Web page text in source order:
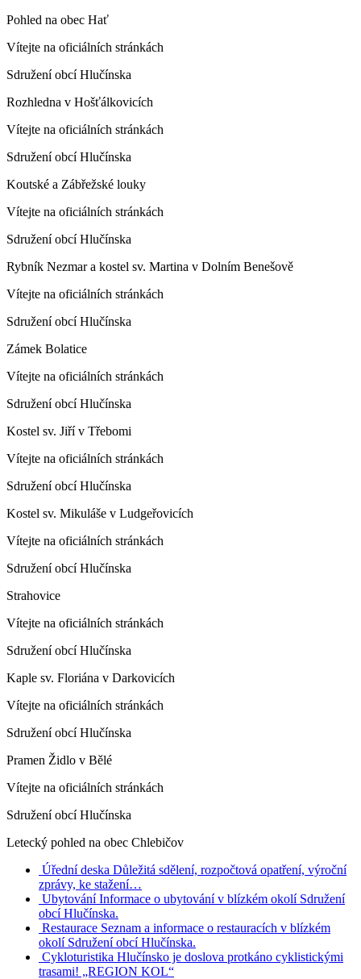
Pohled na obec Hať
Vítejte na oficiálních stránkách
Sdružení obcí Hlučínska
Rozhledna v Hošťálkovicích
Vítejte na oficiálních stránkách
Sdružení obcí Hlučínska
Koutské a Zábřežské louky
Vítejte na oficiálních stránkách
Sdružení obcí Hlučínska
Rybník Nezmar a kostel sv. Martina v Dolním Benešově
Vítejte na oficiálních stránkách
Sdružení obcí Hlučínska
Zámek Bolatice
Vítejte na oficiálních stránkách
Sdružení obcí Hlučínska
Kostel sv. Jiří v Třebomi
Vítejte na oficiálních stránkách
Sdružení obcí Hlučínska
Kostel sv. Mikuláše v Ludgeřovicích
Vítejte na oficiálních stránkách
Sdružení obcí Hlučínska
Strahovice
Vítejte na oficiálních stránkách
Sdružení obcí Hlučínska
Kaple sv. Floriána v Darkovicích
Vítejte na oficiálních stránkách
Sdružení obcí Hlučínska
Pramen Židlo v Bělé
Vítejte na oficiálních stránkách
Sdružení obcí Hlučínska
Letecký pohled na obec Chlebičov
Úřední deska Důležitá sdělení, rozpočtová opatření, výroční
zprávy, ke stažení…
Ubytování Informace o ubytování v blízkém okolí Sdružení
obcí Hlučínska.
Restaurace Seznam a informace o restauracích v blízkém
okolí Sdružení obcí Hlučínska.
Cykloturistika Hlučínsko je doslova protkáno cyklistickými
trasami! „REGION KOL“